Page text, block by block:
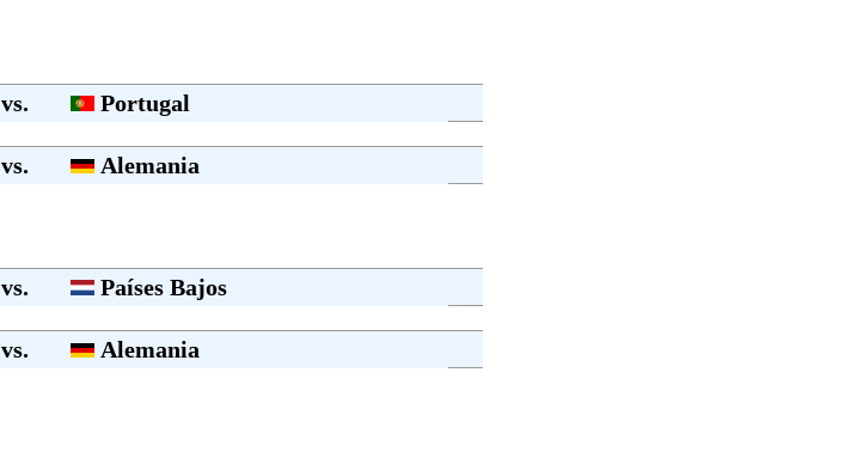
vs. Portugal
vs. Alemania
vs. Países Bajos
vs. Alemania